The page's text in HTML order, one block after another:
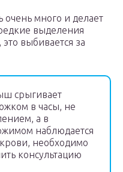
очень много и делает
выделения
выбивается за
срыгивает
в часы, не
а в
наблюдается
необходимо
консультацию